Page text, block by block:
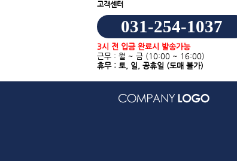
고객센터
031-254-1037
3시 전 입금 완료시 발송가능
근무 : 월 ~ 금 (10:00 ~ 16:00)
휴무 : 토, 일, 공휴일 (도매 불가)